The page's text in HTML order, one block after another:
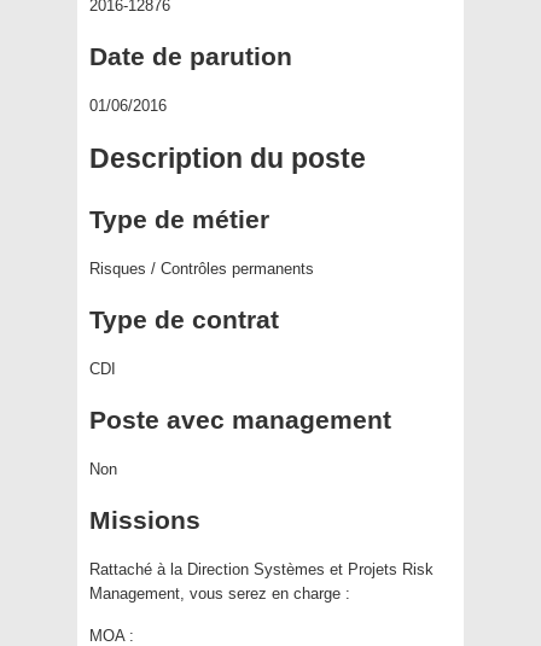
2016-12876
Date de parution
01/06/2016
Description du poste
Type de métier
Risques / Contrôles permanents
Type de contrat
CDI
Poste avec management
Non
Missions
Rattaché à la Direction Systèmes et Projets Risk
Management, vous serez en charge :
MOA :